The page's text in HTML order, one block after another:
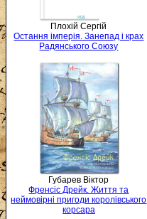
Плохій Сергій
Остання імперія. Занепад і крах
Радянського Союзу
Губарев Віктор
Френсіс Дрейк. Життя та
неймовірні пригоди королівського
корсара